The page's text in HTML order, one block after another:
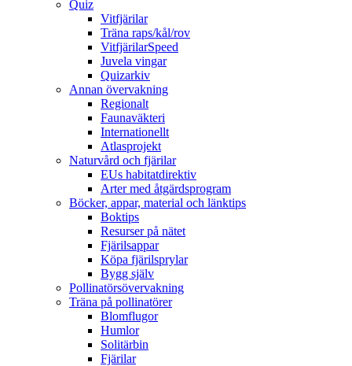
Quiz
Vitfjärilar
Träna raps/kål/rov
VitfjärilarSpeed
Juvela vingar
Quizarkiv
Annan övervakning
Regionalt
Faunaväkteri
Internationellt
Atlasprojekt
Naturvård och fjärilar
EUs habitatdirektiv
Arter med åtgärdsprogram
Böcker, appar, material och länktips
Boktips
Resurser på nätet
Fjärilsappar
Köpa fjärilsprylar
Bygg själv
Pollinatörsövervakning
Träna på pollinatörer
Blomflugor
Humlor
Solitärbin
Fjärilar